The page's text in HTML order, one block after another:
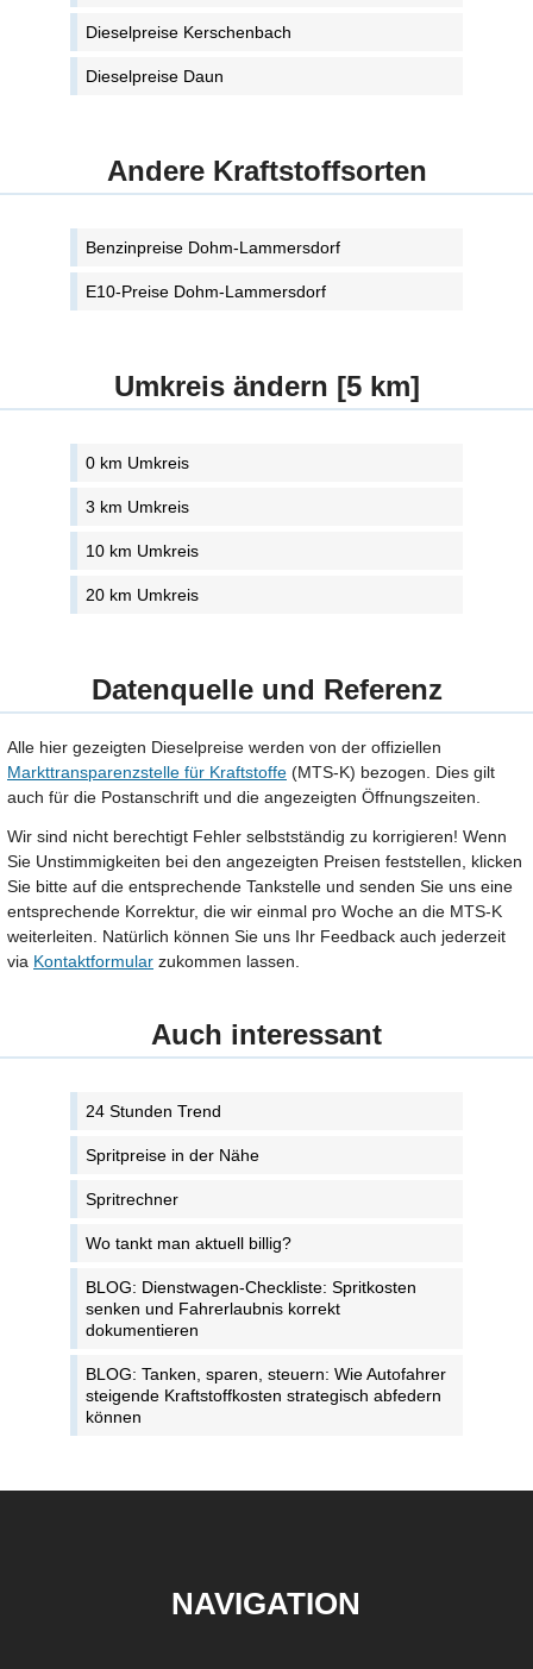
Dieselpreise Kerschenbach
Dieselpreise Daun
Andere Kraftstoffsorten
Benzinpreise Dohm-Lammersdorf
E10-Preise Dohm-Lammersdorf
Umkreis ändern [5 km]
0 km Umkreis
3 km Umkreis
10 km Umkreis
20 km Umkreis
Datenquelle und Referenz
Alle hier gezeigten Dieselpreise werden von der offiziellen
Markttransparenzstelle für Kraftstoffe (MTS-K) bezogen. Dies gilt
auch für die Postanschrift und die angezeigten Öffnungszeiten.
Wir sind nicht berechtigt Fehler selbstständig zu korrigieren! Wenn
Sie Unstimmigkeiten bei den angezeigten Preisen feststellen, klicken
Sie bitte auf die entsprechende Tankstelle und senden Sie uns eine
entsprechende Korrektur, die wir einmal pro Woche an die MTS-K
weiterleiten. Natürlich können Sie uns Ihr Feedback auch jederzeit
via Kontaktformular zukommen lassen.
Auch interessant
24 Stunden Trend
Spritpreise in der Nähe
Spritrechner
Wo tankt man aktuell billig?
BLOG: Dienstwagen-Checkliste: Spritkosten
senken und Fahrerlaubnis korrekt
dokumentieren
BLOG: Tanken, sparen, steuern: Wie Autofahrer
steigende Kraftstoffkosten strategisch abfedern
können
NAVIGATION